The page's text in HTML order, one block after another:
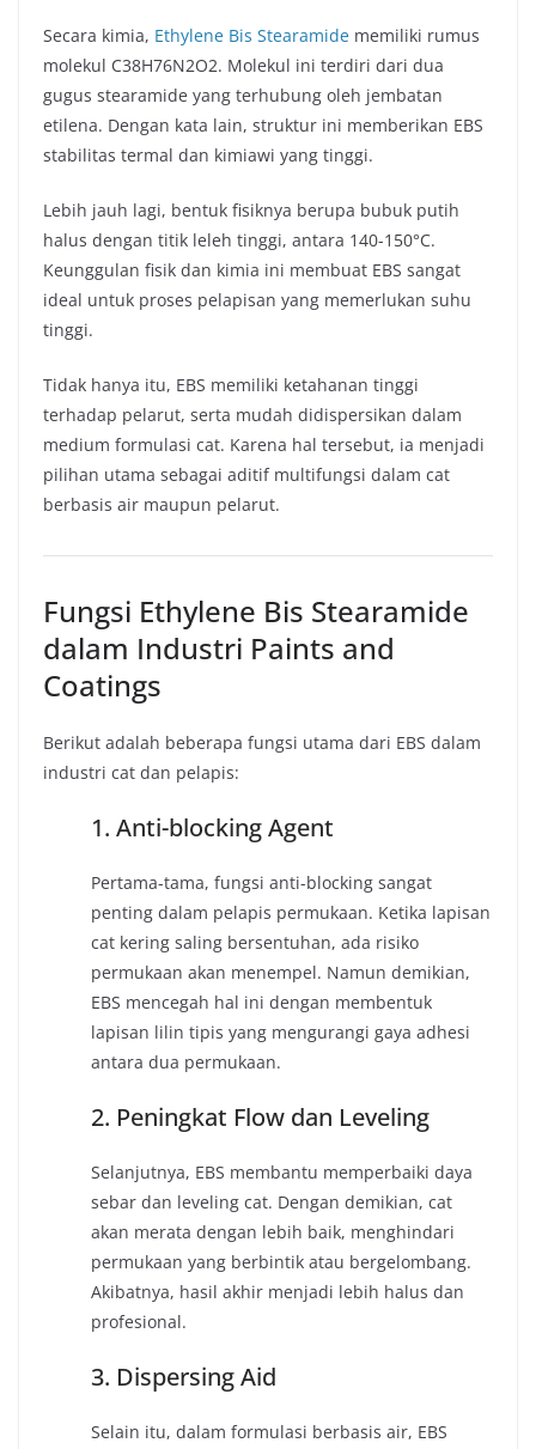
Secara kimia, Ethylene Bis Stearamide memiliki rumus
molekul C38H76N2O2. Molekul ini terdiri dari dua
gugus stearamide yang terhubung oleh jembatan
etilena. Dengan kata lain, struktur ini memberikan EBS
stabilitas termal dan kimiawi yang tinggi.
Lebih jauh lagi, bentuk fisiknya berupa bubuk putih
halus dengan titik leleh tinggi, antara 140-150°C.
Keunggulan fisik dan kimia ini membuat EBS sangat
ideal untuk proses pelapisan yang memerlukan suhu
tinggi.
Tidak hanya itu, EBS memiliki ketahanan tinggi
terhadap pelarut, serta mudah didispersikan dalam
medium formulasi cat. Karena hal tersebut, ia menjadi
pilihan utama sebagai aditif multifungsi dalam cat
berbasis air maupun pelarut.
Fungsi Ethylene Bis Stearamide
dalam Industri Paints and
Coatings
Berikut adalah beberapa fungsi utama dari EBS dalam
industri cat dan pelapis:
1. Anti-blocking Agent
Pertama-tama, fungsi anti-blocking sangat
penting dalam pelapis permukaan. Ketika lapisan
cat kering saling bersentuhan, ada risiko
permukaan akan menempel. Namun demikian,
EBS mencegah hal ini dengan membentuk
lapisan lilin tipis yang mengurangi gaya adhesi
antara dua permukaan.
2. Peningkat Flow dan Leveling
Selanjutnya, EBS membantu memperbaiki daya
sebar dan leveling cat. Dengan demikian, cat
akan merata dengan lebih baik, menghindari
permukaan yang berbintik atau bergelombang.
Akibatnya, hasil akhir menjadi lebih halus dan
profesional.
3. Dispersing Aid
Selain itu, dalam formulasi berbasis air, EBS